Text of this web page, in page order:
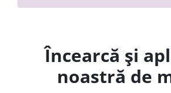
Încearcă și
noastră de